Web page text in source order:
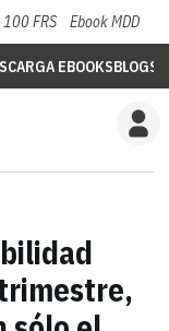
100 FRS Ebook MDD
EBOOKSBLOGS